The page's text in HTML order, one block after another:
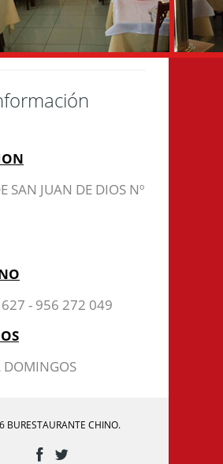
SAN JUAN DE DIOS Nº
- 956 272 049
DOMINGOS
Enviar Mensaje
BURESTAURANTE CHINO.